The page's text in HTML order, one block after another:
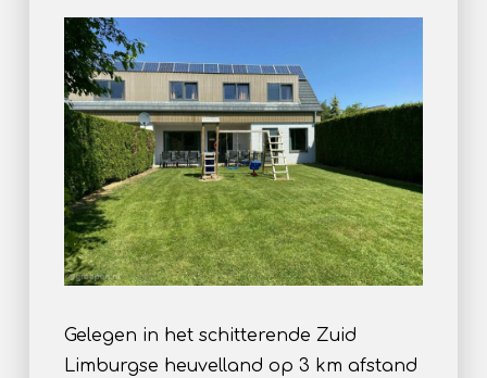
Gelegen in het schitterende Zuid
Limburgse heuvelland op 3 km afstand